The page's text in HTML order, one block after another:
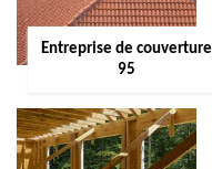
Entreprise de couverture
95